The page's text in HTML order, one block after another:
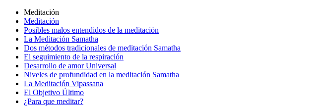
Meditación
Meditación
Posibles malos entendidos de la meditación
La Meditación Samatha
Dos métodos tradicionales de meditación Samatha
El seguimiento de la respiración
Desarrollo de amor Universal
Niveles de profundidad en la meditación Samatha
La Meditación Vipassana
El Objetivo Último
¿Para que meditar?